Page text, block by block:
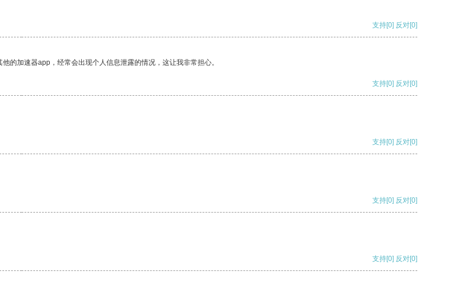
支持[0] 反对[0]
的加速器app，经常会出现个人信息泄露的情况，这让我非常担心。
支持[0] 反对[0]
支持[0] 反对[0]
支持[0] 反对[0]
支持[0] 反对[0]